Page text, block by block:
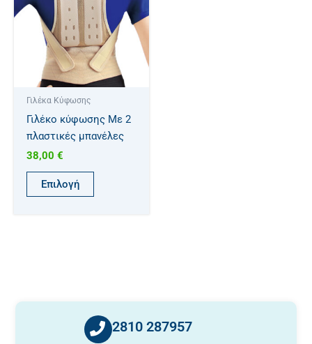
Γιλέκα Κύφωσης
Γιλέκο κύφωσης Mε 2
πλαστικές μπανέλες
38,00 €
Επιλογή
έχει
πολλαπλές
παραλλαγές.
Οι
επιλογές
επιλεγούν
στη
προϊόντος
2810 287957